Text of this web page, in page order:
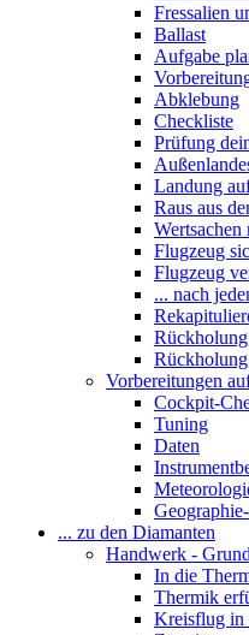
Fressalien
Ballast
Aufgabe
Abklebung
Checkliste
Prüfung
Landung
Raus aus
Wertsachen
Flugzeug
Flugzeug
... nach
Rückholung
Vorbereitungen
Cockpit-
Tuning
Daten
... zu den Diamanten
Handwerk -
In die
Thermik
Kreisflug in